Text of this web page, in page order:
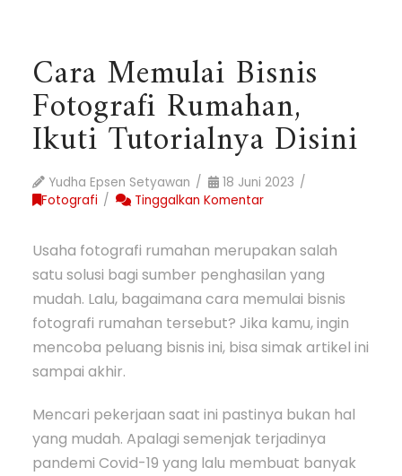
Cara Memulai Bisnis
Fotografi Rumahan,
Ikuti Tutorialnya Disini
Yudha Epsen Setyawan
18 Juni 2023
Fotografi
Tinggalkan Komentar
Usaha fotografi rumahan merupakan salah
satu solusi bagi sumber penghasilan yang
mudah. Lalu, bagaimana cara memulai bisnis
fotografi rumahan tersebut? Jika kamu, ingin
mencoba peluang bisnis ini, bisa simak artikel ini
sampai akhir.
Mencari pekerjaan saat ini pastinya bukan hal
yang mudah. Apalagi semenjak terjadinya
pandemi Covid-19 yang lalu membuat banyak